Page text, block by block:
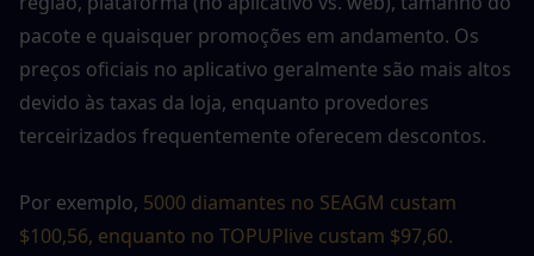
pacote e quaisquer promoções em andamento. Os
preços oficiais no aplicativo geralmente são mais altos
devido às taxas da loja, enquanto provedores
terceirizados frequentemente oferecem descontos.
Por exemplo, 5000 diamantes no SEAGM custam
$100,56, enquanto no TOPUPlive custam $97,60.